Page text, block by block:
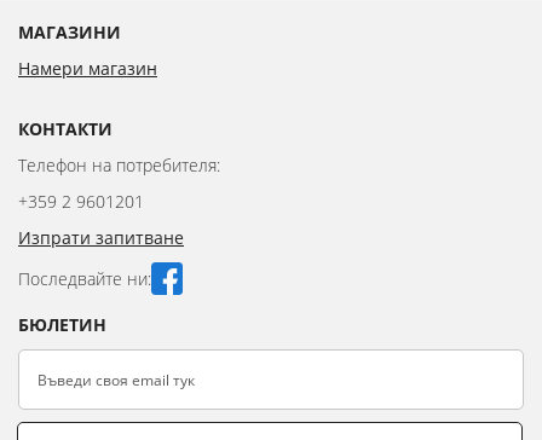
МАГАЗИНИ
Намери магазин
КОНТАКТИ
Телефон на потребителя:
+359 2 9601201
Изпрати запитване
Последвайте ни:
БЮЛЕТИН